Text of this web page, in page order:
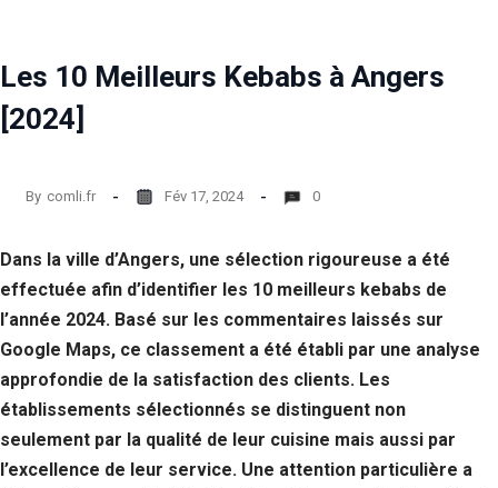
Les 10 Meilleurs Kebabs à Angers
[2024]
By comli.fr Fév 17, 2024 0
Dans la ville d’Angers, une sélection rigoureuse a été
effectuée afin d’identifier les 10 meilleurs kebabs de
l’année 2024. Basé sur les commentaires laissés sur
Google Maps, ce classement a été établi par une analyse
approfondie de la satisfaction des clients. Les
établissements sélectionnés se distinguent non
seulement par la qualité de leur cuisine mais aussi par
l’excellence de leur service. Une attention particulière a